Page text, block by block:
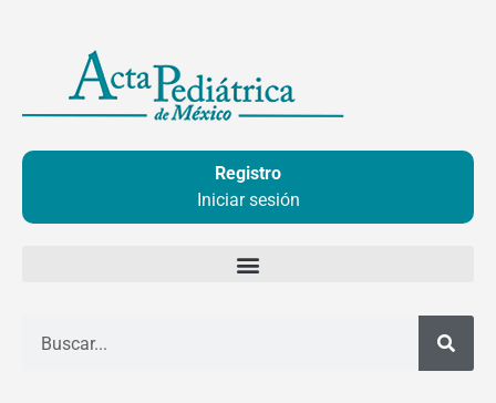
contenido
Registro
Iniciar sesión